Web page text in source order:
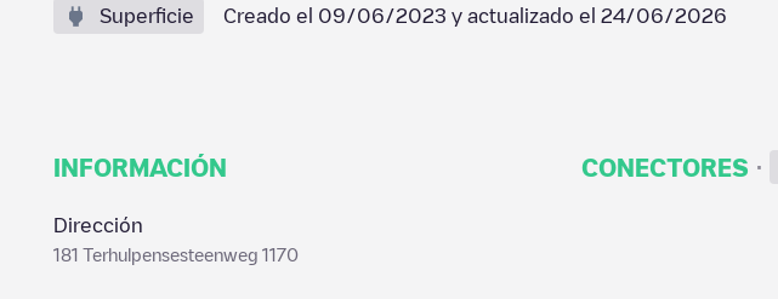
Superficie Creado el 09/06/2023 y actualizado el 24/06/2026
INFORMACIÓN
Dirección
181 Terhulpensesteenweg 1170
CONECTORES ·